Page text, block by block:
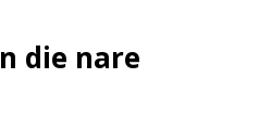
die nare